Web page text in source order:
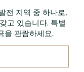
전 지역 중 하나로,
고 있습니다. 특별
을 관람하세요.